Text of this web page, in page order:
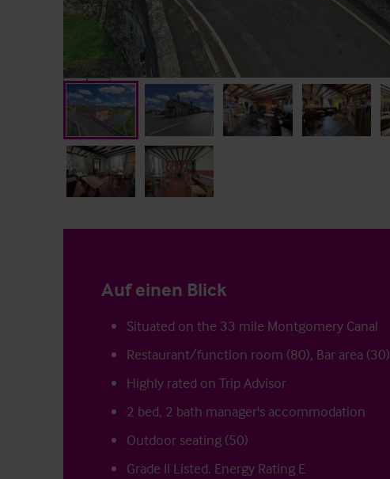
Auf einen Blick
Situated on the 33 mile Montgomery Canal
Restaurant/function room (80), Bar area (30)
Highly rated on Trip Advisor
2 bed, 2 bath manager's accommodation
Outdoor seating (50)
Grade II Listed. Energy Rating E